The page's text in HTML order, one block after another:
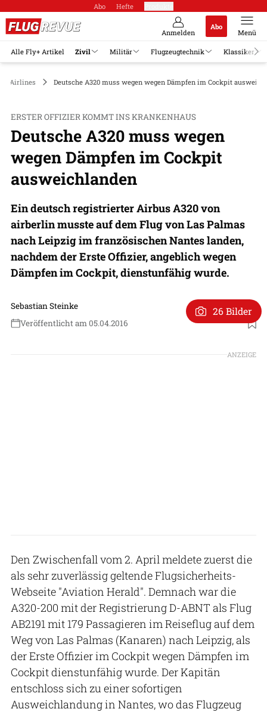
Abo Hefte
Anmelden
Abo
Menü
Alle Fly+ Artikel Zivil Militär Flugzeugtechnik Klassiker
Airlines Deutsche A320 muss wegen wegen Dämpfen im Cockpit
ERSTER OFFIZIER KOMMT INS KRANKENHAUS
Deutsche A320 muss wegen
wegen Dämpfen im Cockpit
ausweichlanden
Ein deutsch registrierter Airbus A320 von
airberlin musste auf dem Flug von Las Palmas
nach Leipzig im französischen Nantes landen,
nachdem der Erste Offizier, angeblich wegen
Dämpfen im Cockpit, dienstunfähig wurde.
Sebastian Steinke
Veröffentlicht am 05.04.2016
26 Bilder
ANZEIGE
Den Zwischenfall vom 2. April meldete zuerst die
als sehr zuverlässig geltende Flugsicherheits-
Webseite "Aviation Herald". Demnach war die
A320-200 mit der Registrierung D-ABNT als Flug
AB2191 mit 179 Passagieren im Reiseflug auf dem
Weg von Las Palmas (Kanaren) nach Leipzig, als
der Erste Offizier im Cockpit wegen Dämpfen im
Cockpit dienstunfähig wurde. Der Kapitän
entschloss sich zu einer sofortigen
Ausweichlandung in Nantes, wo das Flugzeug